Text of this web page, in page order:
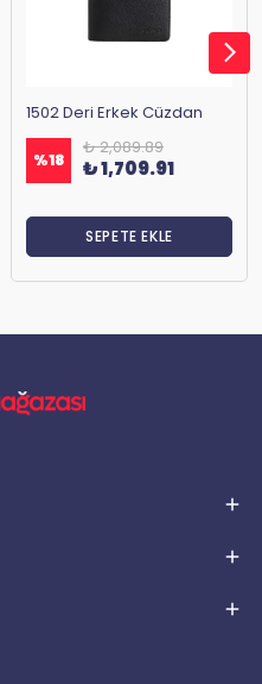
1502 Deri Erkek Cüzdan
%18
₺ 2,089.89
₺ 1,709.91
SEPETE EKLE